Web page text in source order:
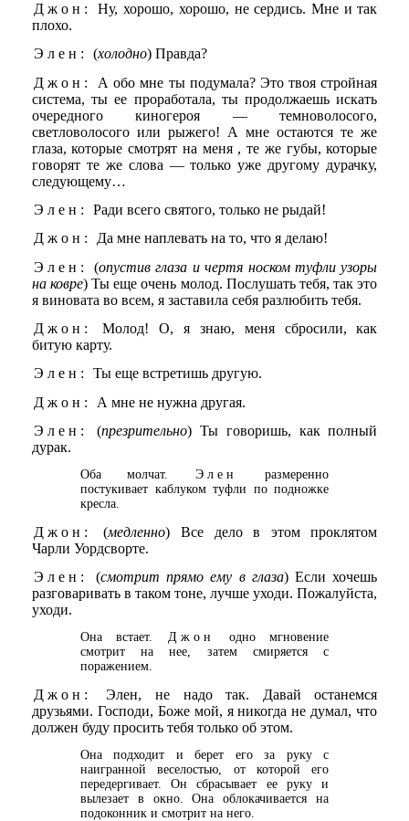
Джон:
Ну, хорошо, хорошо, не сердись. Мне и так
плохо.
Элен:
(холодно) Правда?
Джон:
А обо мне ты подумала? Это твоя стройная
система, ты ее проработала, ты продолжаешь искать
очередного киногероя — темноволосого,
светловолосого или рыжего! А мне остаются те же
глаза, которые смотрят на меня , те же губы, которые
говорят те же слова — только уже другому дурачку,
следующему…
Элен:
Ради всего святого, только не рыдай!
Джон:
Да мне наплевать на то, что я делаю!
Элен:
(опустив глаза и чертя носком туфли узоры
на ковре) Ты еще очень молод. Послушать тебя, так это
я виновата во всем, я заставила себя разлюбить тебя.
Джон:
Молод! О, я знаю, меня сбросили, как
битую карту.
Элен:
Ты еще встретишь другую.
Джон:
А мне не нужна другая.
Элен:
(презрительно) Ты говоришь, как полный
дурак.
Оба молчат. Элен
размеренно
постукивает каблуком туфли по подножке
кресла.
Джон: (медленно) Все дело в этом проклятом
Чарли Уордсворте.
Элен:
(смотрит прямо ему в глаза) Если хочешь
разговаривать в таком тоне, лучше уходи. Пожалуйста,
уходи.
Она встает. Джон
одно мгновение
смотрит на нее, затем смиряется с
поражением.
Джон:
Элен, не надо так. Давай останемся
друзьями. Господи, Боже мой, я никогда не думал, что
должен буду просить тебя только об этом.
Она подходит и берет его за руку с
наигранной веселостью, от которой его
передергивает. Он сбрасывает ее руку и
вылезает в окно. Она облокачивается на
подоконник и смотрит на него.